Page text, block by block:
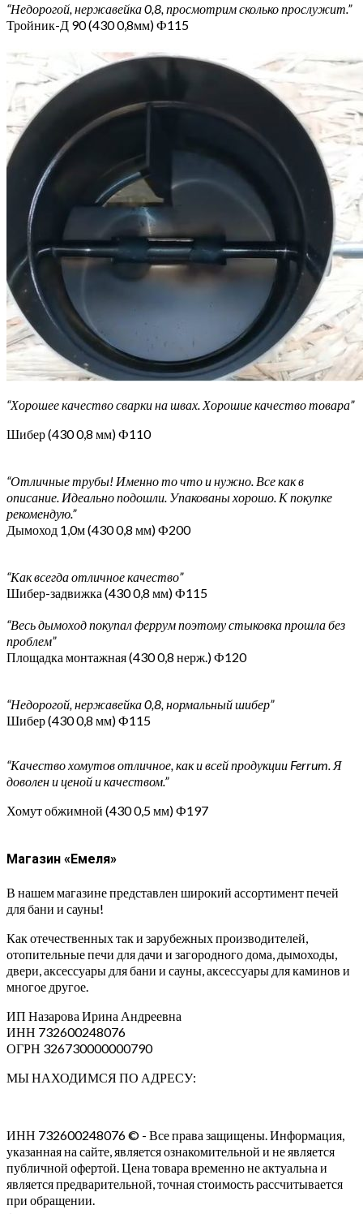
“Недорогой, нержавейка 0,8, просмотрим сколько прослужит.”
Тройник-Д 90 (430 0,8мм) Ф115
“Хорошее качество сварки на швах. Хорошие качество товара”
Шибер (430 0,8 мм) Ф110
“Отличные трубы! Именно то что и нужно. Все как в
описание. Идеально подошли. Упакованы хорошо. К покупке
рекомендую.”
Дымоход 1,0м (430 0,8 мм) Ф200
“Как всегда отличное качество”
Шибер-задвижка (430 0,8 мм) Ф115
“Весь дымоход покупал феррум поэтому стыковка прошла без
проблем”
Площадка монтажная (430 0,8 нерж.) Ф120
“Недорогой, нержавейка 0,8, нормальный шибер”
Шибер (430 0,8 мм) Ф115
“Качество хомутов отличное, как и всей продукции Ferrum. Я
доволен и ценой и качеством.”
Хомут обжимной (430 0,5 мм) Ф197
Магазин «Емеля»
В нашем магазине представлен широкий ассортимент печей
для бани и сауны!
Как отечественных так и зарубежных производителей,
отопительные печи для дачи и загородного дома, дымоходы,
двери, аксессуары для бани и сауны, аксессуары для каминов и
многое другое.
ИП Назарова Ирина Андреевна⁠
ИНН 732600248076
ОГРН 326730000000790
МЫ НАХОДИМСЯ ПО АДРЕСУ:
ИНН 732600248076 © - Все права защищены. Информация,
указанная на сайте, является ознакомительной и не является
публичной офертой. Цена товара временно не актуальна и
является предварительной, точная стоимость рассчитывается
при обращении.